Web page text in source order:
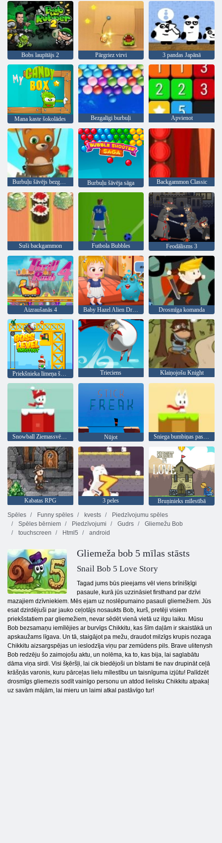
Bobs laupītājs 2 Pārgriez virvi 3 pandas Japānā
Mana kaste šokolādes Bezgalīgi burbuļi Apvienot
Burbuļu šāvējs bezgalīgs Burbuļu šāvēja sāga Backgammon Classic
Suši backgammon Futbola Bubbles Feodālisms 3
Aizraušanās 4 Baby Hazel Alien Draugs Drosmīga komanda
Trieciens Klaiņojošu Knight
Snowball Ziemassvētki World Nūjot Sniega bumbiņas pasaule
Kabatas RPG 3 peles
Bruņinieks mīlestībā
Spēles
Funny spēles kvests
Piedzīvojumu spēles
Spēles bērniem
Piedzīvojumi Gudrs
Gliemežu Bob
touchscreen
Html5 android
Gliemeža bob 5 mīlas stāsts
Snail Bob 5 Love Story
Tagad jums būs pieejams vēl viens brīnišķīgi
pasaule, kurā jūs uzzināsiet firsthand par dzīvi
mazajiem dzīvniekiem. Mēs ejam uz noslēpumaino pasauli gliemežiem. Jūs
esat dzirdējuši par jauko ceļotājs nosaukts Bob, kurš, pretēji visiem
priekšstatiem par gliemežiem, nevar sēdēt vienā vietā uz ilgu laiku. Mūsu
Bob bezsamaņu iemīlējies ar burvīgs Chikkitu, kas šīm daļām ir skaistākā un
apskaužams līgava. Un tā, staigājot pa mežu, draudot milzīgs krupis nozaga
Chikkitu aizsargspējas un ieslodzīja viņu par zemūdens pils. Brave ulitenysh
Bob redzēju šo zaimojošu aktu, un nolēma, ka to, kas bija, lai saglabātu
dāma viņa sirdi. Visi šķēršļi, lai cik biedējoši un bīstami tie nav drupināt ceļā
krāšņās varonis, kuru pārceļas lielu mīlestību un taisnīguma izjūtu! Palīdzēt
drosmīgs gliemezis sodīt vainīgo personu un atdod lielisku Chikkitu atpakaļ
uz savām mājām, lai mieru un laimi atkal pastāvīgo tur!